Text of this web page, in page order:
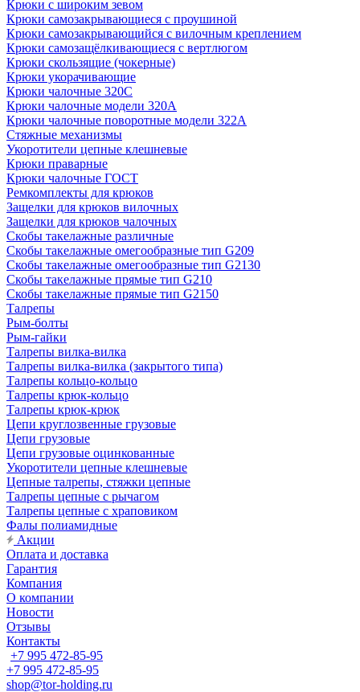
Крюки с широким зевом
Крюки самозакрывающиеся с проушиной
Крюки самозакрывающийся с вилочным креплением
Крюки самозащёлкивающиеся с вертлюгом
Крюки скользящие (чокерные)
Крюки укорачивающие
Крюки чалочные 320C
Крюки чалочные модели 320А
Крюки чалочные поворотные модели 322А
Стяжные механизмы
Укоротители цепные клешневые
Крюки праварные
Крюки чалочные ГОСТ
Ремкомплекты для крюков
Защелки для крюков вилочных
Защелки для крюков чалочных
Скобы такелажные различные
Скобы такелажные омегообразные тип G209
Скобы такелажные омегообразные тип G2130
Скобы такелажные прямые тип G210
Скобы такелажные прямые тип G2150
Талрепы
Рым-болты
Рым-гайки
Талрепы вилка-вилка
Талрепы вилка-вилка (закрытого типа)
Талрепы кольцо-кольцо
Талрепы крюк-кольцо
Талрепы крюк-крюк
Цепи круглозвенные грузовые
Цепи грузовые
Цепи грузовые оцинкованные
Укоротители цепные клешневые
Цепные талрепы, стяжки цепные
Талрепы цепные с рычагом
Талрепы цепные с храповиком
Фалы полиамидные
Акции
Оплата и доставка
Гарантия
Компания
О компании
Новости
Отзывы
Контакты
+7 995 472-85-95
+7 995 472-85-95
shop@tor-holding.ru